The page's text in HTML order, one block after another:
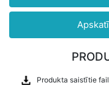
Produkta saistītie